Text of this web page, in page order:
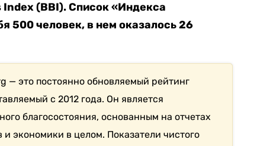
(BBI). Список «Индекса
500 человек, в нем оказалось 26
— это постоянно обновляемый рейтинг
с 2012 года. Он является
благосостояния, основанным на отчетах
экономики в целом. Показатели чистого